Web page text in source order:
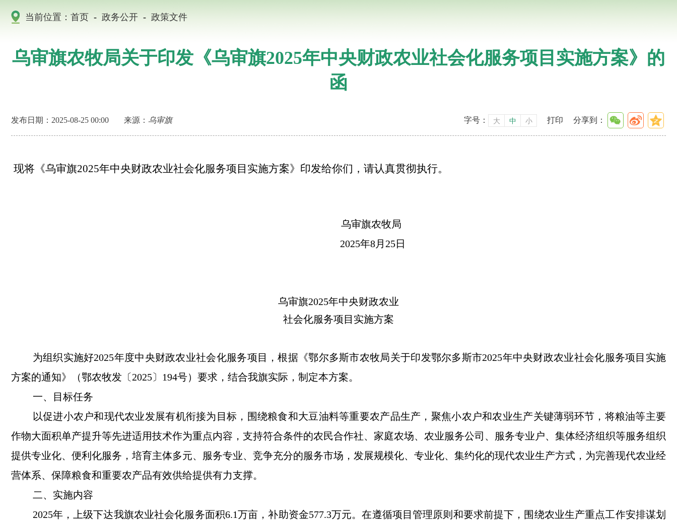
当前位置： 首页 - 政务公开 - 政策文件
乌审旗农牧局关于印发《乌审旗2025年中央财政农业社会化服务项目实施方案》的
函
发布日期：2025-08-25 00:00 来源： 乌审旗 字号： 大 中 小 打印 分享到：
现将《乌审旗2025年中央财政农业社会化服务项目实施方案》印发给你们，请认真贯彻执行。
乌审旗农牧局
2025年8月25日
乌审旗2025年中央财政农业
社会化服务项目实施方案
为组织实施好2025年度中央财政农业社会化服务项目，根据《鄂尔多斯市农牧局关于印发鄂尔多斯市2025年中央财政农业社会化服务项目实施
方案的通知》（鄂农牧发〔2025〕194号）要求，结合我旗实际，制定本方案。
一、目标任务
以促进小农户和现代农业发展有机衔接为目标，围绕粮食和大豆油料等重要农产品生产，聚焦小农户和农业生产关键薄弱环节，将粮油等主要
作物大面积单产提升等先进适用技术作为重点内容，支持符合条件的农民合作社、家庭农场、农业服务公司、服务专业户、集体经济组织等服务组织
提供专业化、便利化服务，培育主体多元、服务专业、竞争充分的服务市场，发展规模化、专业化、集约化的现代农业生产方式，为完善现代农业经
营体系、保障粮食和重要农产品有效供给提供有力支撑。
二、实施内容
2025年，上级下达我旗农业社会化服务面积6.1万亩，补助资金577.3万元。在遵循项目管理原则和要求前提下，围绕农业生产重点工作安排谋划